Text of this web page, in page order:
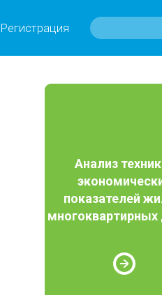
Регистрация
Анализ
показателей